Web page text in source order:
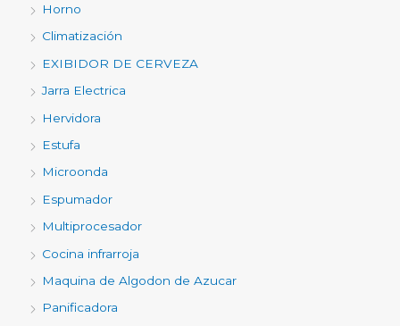
Horno
Climatización
EXIBIDOR DE CERVEZA
Jarra Electrica
Hervidora
Estufa
Microonda
Espumador
Multiprocesador
Cocina infrarroja
Maquina de Algodon de Azucar
Panificadora